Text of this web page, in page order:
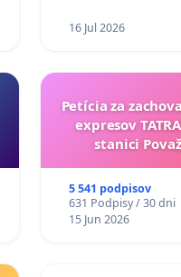
16 Jul 2026
Petícia za
expresov
stanici
5 541 podpisov
631 Podpisy / 30 dni
15 Jun 2026